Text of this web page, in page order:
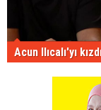
Acun Ilıcalı'yı